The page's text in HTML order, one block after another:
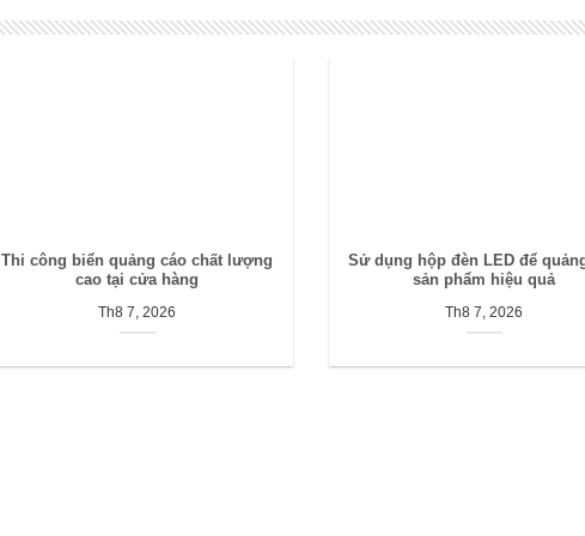
Thi công biển quảng cáo chất lượng
cao tại cửa hàng
Th8 7, 2026
Sử dụng hộp đèn LED để
sản phẩm hiệu quả
Th8 7, 2026